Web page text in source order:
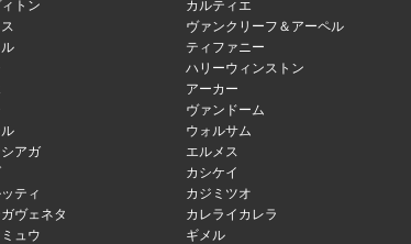
トン
アガ
ティ
ヴェネタ
ュウ
カルティエ
ヴァンクリーフ＆アーペル
ティファニー
ハリーウィンストン
アーカー
ヴァンドーム
ウォルサム
エルメス
カシケイ
カジミツオ
カレライカレラ
ギメル